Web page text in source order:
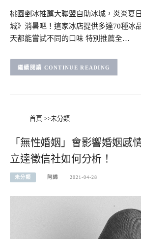
桃園剉冰推薦大聯盟自助冰城，炎炎夏
城》消暑吧！這家冰店提供多達70種冰
天都能嘗試不同的口味 特別推薦全…
CONTINUE READING
首頁 >>未分類
「無性婚姻」會影響婚姻感
立達徵信社如何分析！
未分類 阿綿 2021-04-28